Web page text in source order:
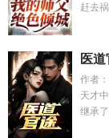
赶去
医
作者
天才
继承